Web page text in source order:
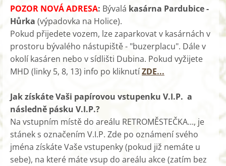
POZOR NOVÁ ADRESA: Bývalá kasárna Pardubice -
Hůrka (výpadovka na Holice).
Pokud přijedete vozem, lze zaparkovat v kasárnách v
prostoru bývalého nástupiště - "buzerplacu". Dále v
okolí kasáren nebo v sídlišti Dubina. Pokud vyžijete
MHD (linky 5, 8, 13) info po kliknutíZDE...
Jak získáte Vaši papírovou vstupenku V.I.P. a
následně pásku V.I.P.?
Na vstupním místě do areálu RETROMĚSTEČKA..., je
stánek s označením V.I.P. Zde po oznámení svého
jména získáte Vaše vstupenky (pokud již nemáte u
sebe), na které máte vsup do areálu akce (zatím bez